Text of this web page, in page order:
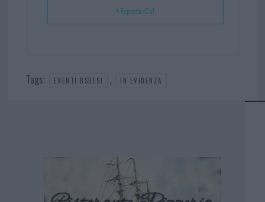
+ Esporta iCal
Tags: EVENTI BSDESI , IN EVIDENZA